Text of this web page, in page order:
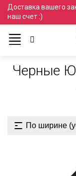
Доставка вашего
наш счет :)
Ювелирные украшения
Черные